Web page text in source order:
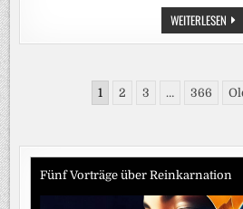
WEITERLESEN POL-
S:
Beiträge
1 2 3 … 366
Fünf Vorträge über Reinkarnation